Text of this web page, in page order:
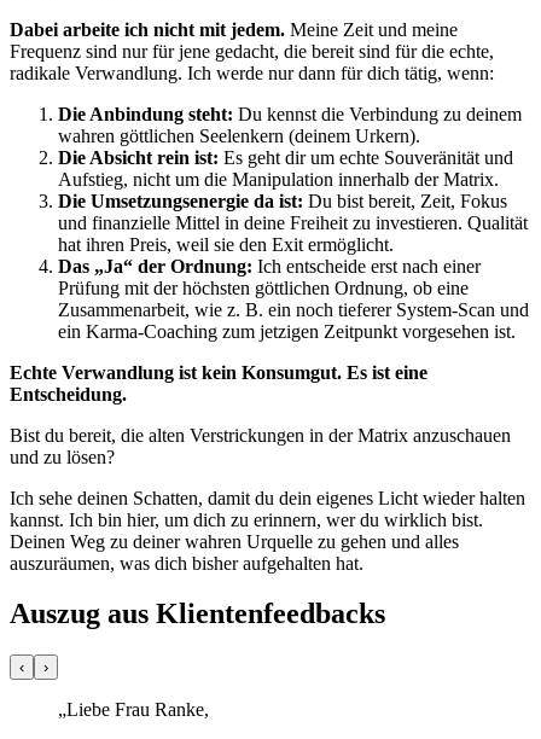
Dabei arbeite ich nicht mit jedem. Meine Zeit und meine
Frequenz sind nur für jene gedacht, die bereit sind für die echte,
radikale Verwandlung. Ich werde nur dann für dich tätig, wenn:
Die Anbindung steht: Du kennst die Verbindung zu deinem
wahren göttlichen Seelenkern (deinem Urkern).
Die Absicht rein ist: Es geht dir um echte Souveränität und
Aufstieg, nicht um die Manipulation innerhalb der Matrix.
Die Umsetzungsenergie da ist: Du bist bereit, Zeit, Fokus
und finanzielle Mittel in deine Freiheit zu investieren. Qualität
hat ihren Preis, weil sie den Exit ermöglicht.
Das „Ja“ der Ordnung: Ich entscheide erst nach einer
Prüfung mit der höchsten göttlichen Ordnung, ob eine
Zusammenarbeit, wie z. B. ein noch tieferer System-Scan und
ein Karma-Coaching zum jetzigen Zeitpunkt vorgesehen ist.
Echte Verwandlung ist kein Konsumgut. Es ist eine
Entscheidung.
Bist du bereit, die alten Verstrickungen in der Matrix anzuschauen
und zu lösen?
Ich sehe deinen Schatten, damit du dein eigenes Licht wieder halten
kannst. Ich bin hier, um dich zu erinnern, wer du wirklich bist.
Deinen Weg zu deiner wahren Urquelle zu gehen und alles
auszuräumen, was dich bisher aufgehalten hat.
Auszug aus Klientenfeedbacks
‹ ›
„Liebe Frau Ranke,